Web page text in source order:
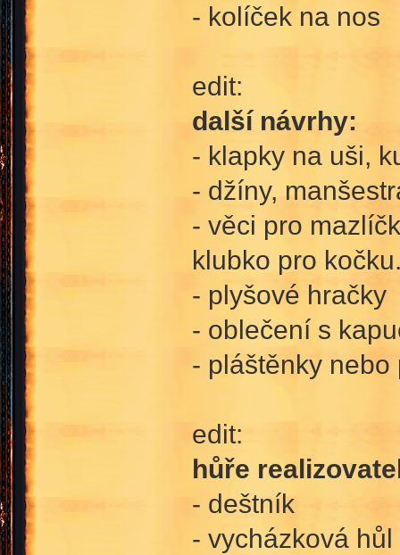
- kolíček na nos
edit:
další návrhy:
- klapky na uši,
- džíny,
- věci pro
klubko pro
- plyšové hračky
- oblečení s
- pláštěnky
edit:
hůře
- deštník
- vycházková hůl